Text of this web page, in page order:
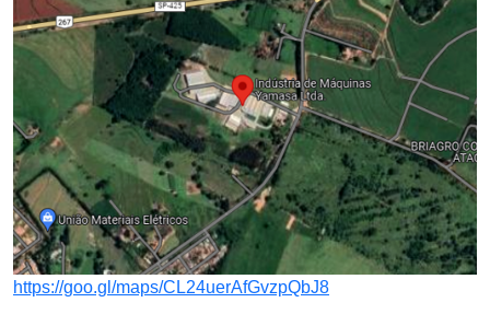
https://goo.gl/maps/CL24uerAfGvzpQbJ8